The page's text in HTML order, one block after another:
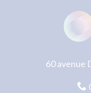
60 avenue